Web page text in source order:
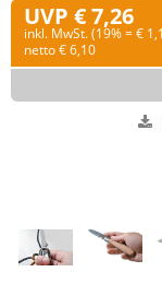
UVP € 7,26
inkl. MwSt. (19% = €
netto € 6,10